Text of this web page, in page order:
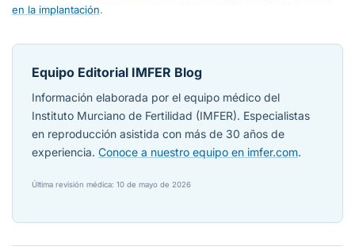
en la implantación.
Equipo Editorial IMFER Blog
Información elaborada por el equipo médico del
Instituto Murciano de Fertilidad (IMFER). Especialistas
en reproducción asistida con más de 30 años de
experiencia. Conoce a nuestro equipo en imfer.com.
Última revisión médica: 10 de mayo de 2026